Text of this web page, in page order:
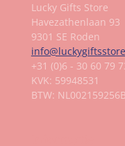
Lucky Gifts Store
Havezathenlaan 93
9301 SE Roden
+31 (0)6 - 30 60 79
KVK: 59948531
BTW: